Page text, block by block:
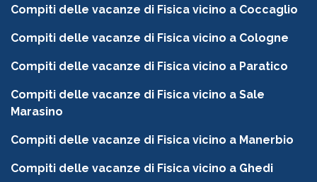
Compiti delle vacanze di Fisica vicino a Coccaglio
Compiti delle vacanze di Fisica vicino a Cologne
Compiti delle vacanze di Fisica vicino a Paratico
Compiti delle vacanze di Fisica vicino a Sale
Marasino
Compiti delle vacanze di Fisica vicino a Manerbio
Compiti delle vacanze di Fisica vicino a Ghedi